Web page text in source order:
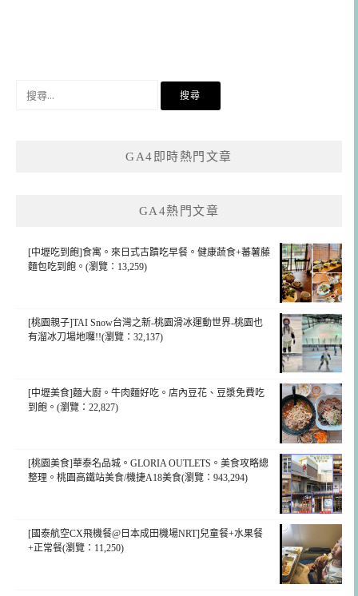
GA4即時熱門文章
GA4熱門文章
[中壢吃到飽]食寓。來日式古蹟吃早餐。健康蔬食+蕃薯藤
麵包吃到飽。(瀏覽：13,259)
[桃園親子]TAI Snow台灣之新-桃園滑冰運動世界-桃園也
有溜冰刀場地囉!!(瀏覽：32,137)
[中壢美食]麵大廚。牛肉麵好吃。店內豆花、豆漿免費吃
到飽。(瀏覽：22,827)
[桃園美食]華泰名品城。GLORIA OUTLETS。美食攻略總
整理。桃園高鐵站美食/機捷A18美食(瀏覽：943,294)
[國泰航空CX飛機餐@日本成田機場NRT]兒童餐+水果餐
+正常餐(瀏覽：11,250)